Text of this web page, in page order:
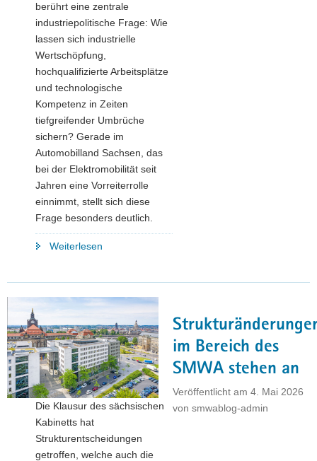
berührt eine zentrale
industriepolitische Frage: Wie
lassen sich industrielle
Wertschöpfung,
hochqualifizierte Arbeitsplätze
und technologische
Kompetenz in Zeiten
tiefgreifender Umbrüche
sichern? Gerade im
Automobilland Sachsen, das
bei der Elektromobilität seit
Jahren eine Vorreiterrolle
einnimmt, stellt sich diese
Frage besonders deutlich.
Weiterlesen
Panter
bei
VW
Sachsen
auf
Pragmatismus
im Bereich des
SMWA stehen an
Veröffentlicht am 4. Mai 2026
von smwablog-admin
Die Klausur des sächsischen
Kabinetts hat
Strukturentscheidungen
getroffen, welche auch die